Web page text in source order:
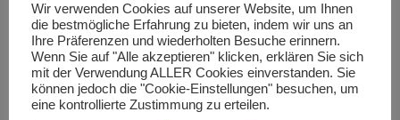
September 2019
August 2019
Juli 2019
Juni 2019
Wir verwenden Cookies auf unserer Website, um Ihnen
die bestmögliche Erfahrung zu bieten, indem wir uns an
Ihre Präferenzen und wiederholten Besuche erinnern.
Wenn Sie auf "Alle akzeptieren" klicken, erklären Sie sich
mit der Verwendung ALLER Cookies einverstanden. Sie
können jedoch die "Cookie-Einstellungen" besuchen, um
eine kontrollierte Zustimmung zu erteilen.